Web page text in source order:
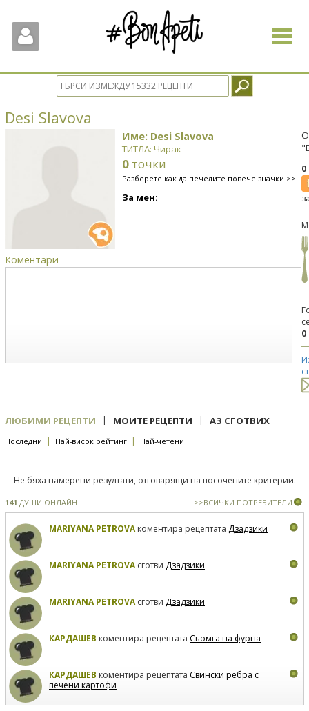
Toggle
Desi Slavova
Име: Desi Slavova
ТИТЛА: Чирак
0 точки
Разберете как да печелите повече значки >>
За мен:
Коментари
0
ЛЮБИМИ РЕЦЕПТИ | МОИТЕ РЕЦЕПТИ | АЗ СГОТВИХ
Последни | Най-висок рейтинг | Най-четени
Не бяха намерени резултати, отговарящи на посочените критерии.
141 ДУШИ ОНЛАЙН >>ВСИЧКИ ПОТРЕБИТЕЛИ
MARIYANA PETROVAкоментира рецептата Дзадзики
MARIYANA PETROVAсготви Дзадзики
MARIYANA PETROVAсготви Дзадзики
КАРДАШЕВ коментира рецептата Сьомга на фурна
КАРДАШЕВ коментира рецептата Свински ребра с
печени картофи